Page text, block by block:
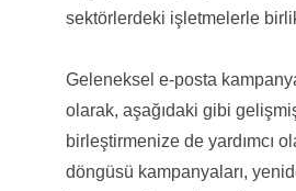
sektörlerdeki işletmelerle
Geleneksel e-posta
olarak, aşağıdaki gibi
birleştirmenize de yardımcı
döngüsü kampanyaları,